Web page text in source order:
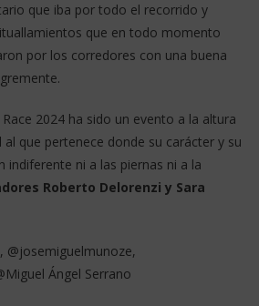
que iba por todo el recorrido y
que en todo momento
por los corredores con una buena
2024 ha sido un evento a la altura
que pertenece donde su carácter y su
indiferente ni a las piernas ni a la
Roberto Delorenzi y Sara
@josemiguelmunoze,
Ángel Serrano